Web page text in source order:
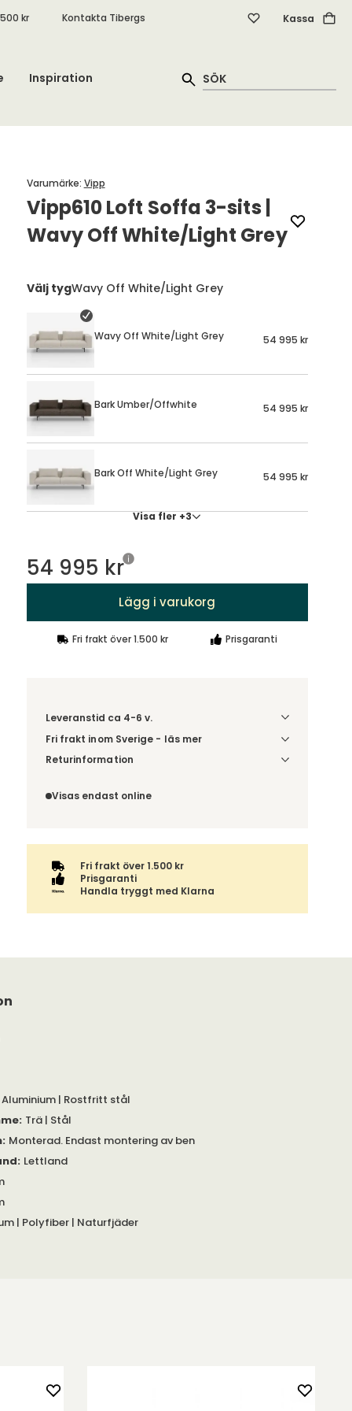
kr Kontakta Tibergs Kassa
Inspiration
Vipp610 Loft Soffa 3-sits |
Wavy Off White/Light Grey
Varumärke: Vipp
Välj tygWavy Off White/Light Grey
Wavy Off White/Light Grey 54 995 kr
Bark Umber/Offwhite 54 995 kr
Bark Off White/Light Grey 54 995 kr
Visa fler +3
54 995 kr
Lägg i varukorg
Fri frakt över 1.500 kr Prisgaranti
Leveranstid ca 4-6 v.
Fri frakt inom Sverige - läs mer
Denna vara skickas till din port/tomtgräns. Innan
andra produkter skickas hela ordern tillsammans.
Returinformation
omfattas därför inte av ångerrätten.
Visas endast online
Fri frakt över 1.500 kr
Prisgaranti
Handla tryggt med Klarna
Aluminium | Rostfritt stål
: Trä | Stål
: Monterad. Endast montering av ben
: Lettland
| Polyfiber | Naturfjäder